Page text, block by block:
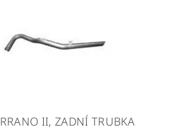
II, ZADNÍ TRUBKA